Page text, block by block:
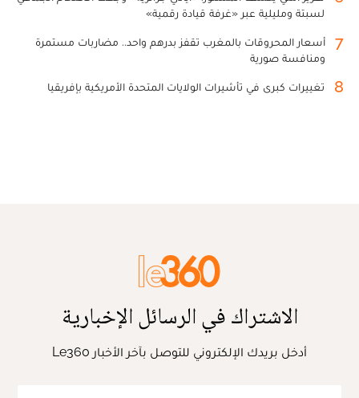
لسبتة ومليلية عبر «غرفة قيادة رقمية»
7
أسعار المحروقات بالمغرب تقفز بدرهم واحد.. مضاربات مستمرة
ومنافسة صورية
8 تغييرات كبرى في تأشيرات الولايات المتحدة الأمريكية بإفريقيا
الاشتراك في الرسائل الإخبارية
أدخل بريدك الإلكتروني للتوصل بآخر الأخبار Le360